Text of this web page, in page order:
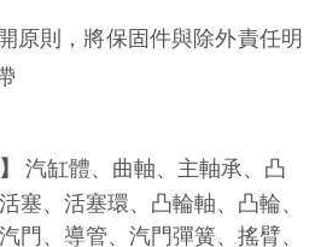
原則，將保固件與除外責任明
汽缸體、曲軸、主軸承、凸
塞、活塞環、凸輪軸、凸輪、
門、導管、汽門彈簧、搖臂、